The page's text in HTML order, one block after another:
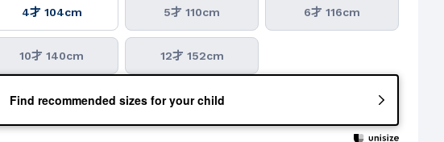
4才 104cm 5才 110cm 6才 116cm
10才 140cm 12才 152cm
Find recommended sizes for your child